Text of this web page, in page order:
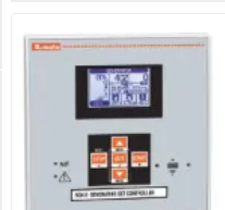
(5)
PARTAGE DE CHARGE
NO
(4)